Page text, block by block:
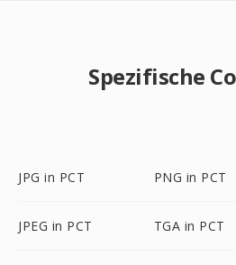
Spezifische
JPG in PCT PNG in PCT
JPEG in PCT TGA in PCT